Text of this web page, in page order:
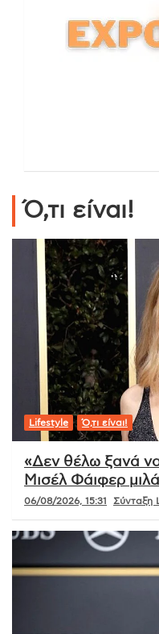
Ό,τι είναι!
Lifestyle Ό,τι είναι!
«Δεν θέλω ξανά
Μισέλ Φάιφερ
06/08/2026, 15:31 Σύνταξη